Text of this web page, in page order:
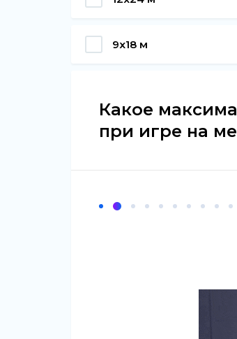
9х18 м
Какое
при игре на